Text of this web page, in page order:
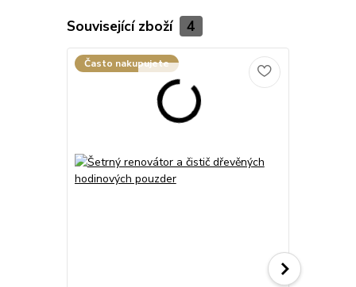
Související zboží 4
Často nakupujete